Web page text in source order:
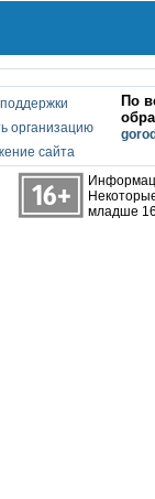
организацию
сайта
По
младше